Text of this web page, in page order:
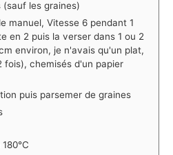
les graines)
manuel, Vitesse 6 pendant 1
en 2 puis la verser dans 1 ou 2
environ, je n'avais qu'un plat,
fois), chemisés d'un papier
puis parsemer de graines